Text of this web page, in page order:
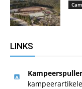
LINKS